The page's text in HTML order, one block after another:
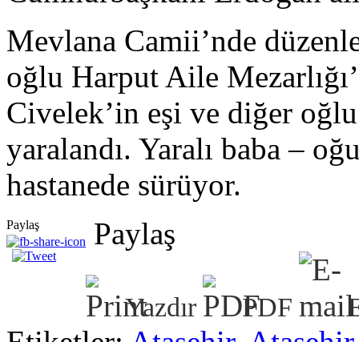
Mevlana Camii’nde
oğlu Harput Aile
Civelek’in eşi ve diğer oğlu
yaralandı. Yaralı baba –
hastanede sürüyor.
Paylaş Paylaş
Yazdır PDF